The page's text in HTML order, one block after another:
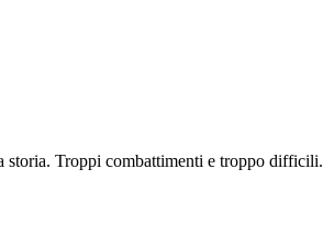
storia. Troppi combattimenti e troppo difficili.